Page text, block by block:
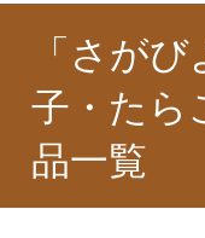
「さが
子・たら
品一覧